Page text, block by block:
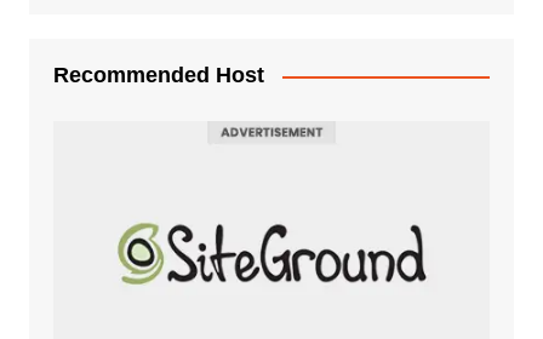
Recommended Host